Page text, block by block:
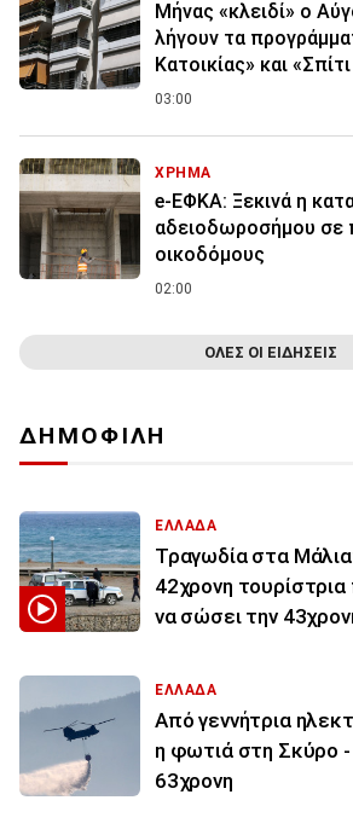
Μήνας «κλειδί» ο
λήγουν τα
Κατοικίας» και «Σπίτι
03:00
ΧΡΗΜΑ
e-ΕΦΚΑ: Ξεκινά η
αδειοδωροσήμου σε
οικοδόμους
02:00
ΟΛΕΣ ΟΙ ΕΙΔΗΣΕΙΣ
ΔΗΜΟΦΙΛΗ
ΕΛΛΑΔΑ
Τραγωδία στα
42χρονη
να σώσει την
ΕΛΛΑΔΑ
Από γεννήτρια
η φωτιά στη Σκύρο
63χρονη